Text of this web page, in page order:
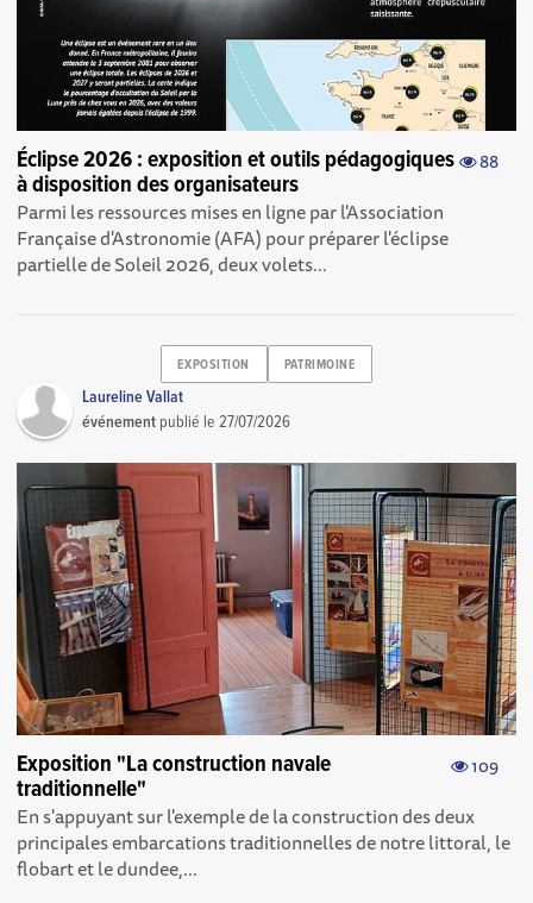
88
Éclipse 2026 : exposition et outils pédagogiques
à disposition des organisateurs
Parmi les ressources mises en ligne par l'Association
Française d'Astronomie (AFA) pour préparer l'éclipse
partielle de Soleil 2026, deux volets...
EXPOSITION PATRIMOINE
Laureline Vallat
événement publié le27/07/2026
109
Exposition "La construction navale
traditionnelle"
En s'appuyant sur l'exemple de la construction des deux
principales embarcations traditionnelles de notre littoral, le
flobart et le dundee,...